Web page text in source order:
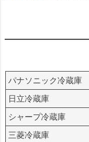
パナソニック冷蔵庫
日立冷蔵庫
シャープ冷蔵庫
三菱冷蔵庫